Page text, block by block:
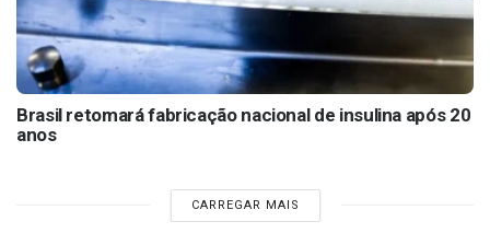
Brasil retomará fabricação nacional de insulina após 20
anos
CARREGAR MAIS